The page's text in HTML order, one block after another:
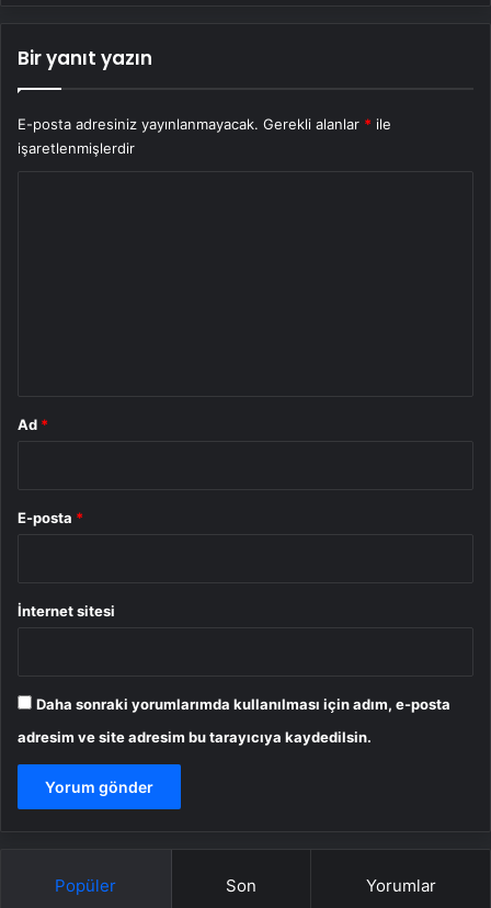
Bir yanıt yazın
E-posta adresiniz yayınlanmayacak. Gerekli alanlar * ile
işaretlenmişlerdir
Ad *
E-posta *
İnternet sitesi
Daha sonraki yorumlarımda kullanılması için adım, e-posta
adresim ve site adresim bu tarayıcıya kaydedilsin.
Popüler Son Yorumlar